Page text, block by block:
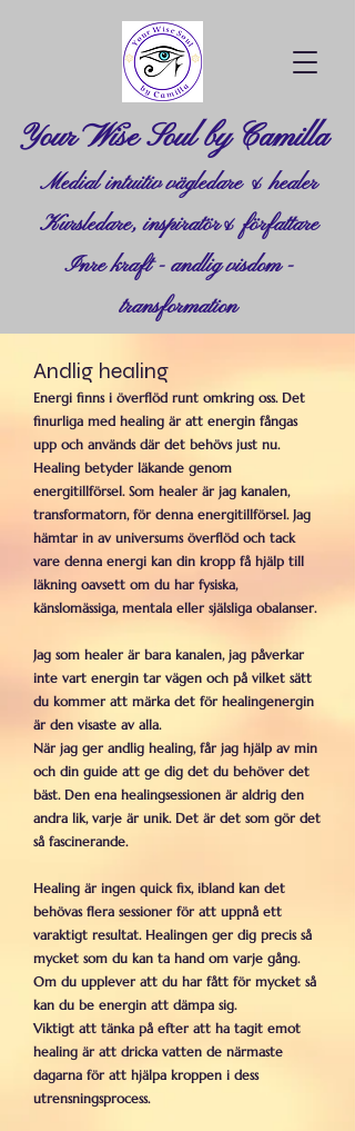
Your Wise Soul by Camilla
Medial intuitiv vägledare & healer
Kursledare, inspiratör& författare
Inre kraft - andlig visdom -
transformation
Andlig healing
Energi finns i överflöd runt omkring oss. Det
finurliga med healing är att energin fångas
upp och används där det behövs just nu.
Healing betyder läkande genom
energitillförsel. Som healer är jag kanalen,
transformatorn, för denna energitillförsel. Jag
hämtar in av universums överflöd och tack
vare denna energi kan din kropp få hjälp till
läkning oavsett om du har fysiska,
känslomässiga, mentala eller själsliga obalanser.
Jag som healer är bara kanalen, jag påverkar
inte vart energin tar vägen och på vilket sätt
du kommer att märka det för healingenergin
är den visaste av alla.
När jag ger andlig healing, får jag hjälp av min
och din guide att ge dig det du behöver det
bäst. Den ena healingsessionen är aldrig den
andra lik, varje är unik. Det är det som gör det
så fascinerande.
Healing är ingen quick fix, ibland kan det
behövas flera sessioner för att uppnå ett
varaktigt resultat. Healingen ger dig precis så
mycket som du kan ta hand om varje gång.
Om du upplever att du har fått för mycket så
kan du be energin att dämpa sig.
Viktigt att tänka på efter att ha tagit emot
healing är att dricka vatten de närmaste
dagarna för att hjälpa kroppen i dess
utrensningsprocess.